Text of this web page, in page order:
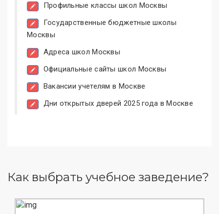
Профильные классы школ Москвы
Государственные бюджетные школы
Москвы
Адреса школ Москвы
Официальные сайты школ Москвы
Вакансии учетелям в Москве
Дни открытых дверей 2025 года в Москве
Как выбрать учебное заведение?